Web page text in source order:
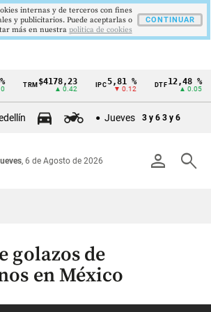
TRM $4178,23
▲ 0.42
IPC 5,81 %
▼ 0.12
DTF 12,48 %
▲ 0.05
Jueves 3 y 6 3 y 6
person search
, 6 de Agosto de 2026
golazos de
en México
internas y de terceros con fines
y publicitarios. Puede aceptarlas o
más en nuestra politica de cookies
CONTINUAR